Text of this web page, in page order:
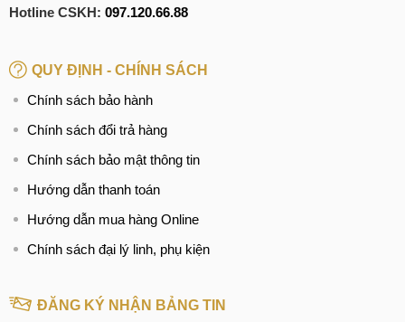
Hotline CSKH: 097.120.66.88
QUY ĐỊNH - CHÍNH SÁCH
Chính sách bảo hành
Chính sách đổi trả hàng
Chính sách bảo mật thông tin
Hướng dẫn thanh toán
Hướng dẫn mua hàng Online
Chính sách đại lý linh, phụ kiện
ĐĂNG KÝ NHẬN BẢNG TIN